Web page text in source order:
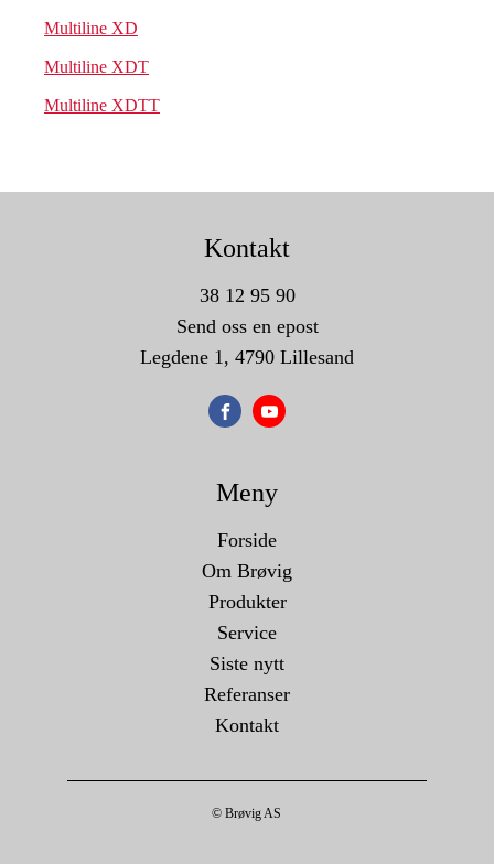
Multiline XD
Multiline XDT
Multiline XDTT
Kontakt
38 12 95 90
Send oss en epost
Legdene 1, 4790 Lillesand
Meny
Forside
Om Brøvig
Produkter
Service
Siste nytt
Referanser
Kontakt
© Brøvig AS